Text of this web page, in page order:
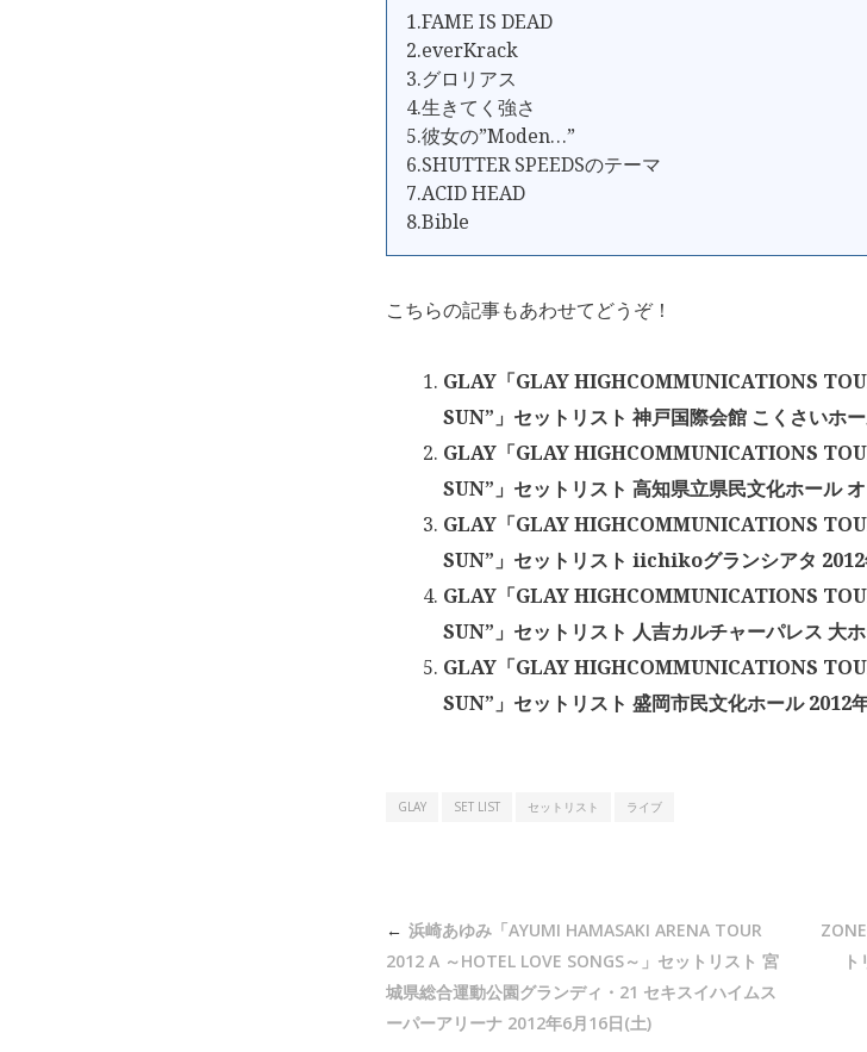
1.FAME IS DEAD
2.everKrack
3.グロリアス
4.生きてく強さ
5.彼女の”Moden…”
6.SHUTTER SPEEDSのテーマ
7.ACID HEAD
8.Bible
こちらの記事もあわせてどうぞ！
GLAY「GLAY HIGHCOMMUNICATIONS
SUN”」セットリスト 神戸国際会館 こくさいホ
GLAY「GLAY HIGHCOMMUNICATIONS
SUN”」セットリスト 高知県立県民文化ホール
GLAY「GLAY HIGHCOMMUNICATIONS
SUN”」セットリスト iichikoグランシアタ
GLAY「GLAY HIGHCOMMUNICATIONS
SUN”」セットリスト 人吉カルチャーパレス 大
GLAY「GLAY HIGHCOMMUNICATIONS
SUN”」セットリスト 盛岡市民文化ホール 2012
GLAY SET LIST セットリスト ライブ
浜崎あゆみ「AYUMI HAMASAKI ARENA TOUR
2012 A ～HOTEL LOVE SONGS～」セットリスト 宮
城県総合運動公園グランディ・21 セキスイハイムス
ーパーアリーナ 2012年6月16日(土)